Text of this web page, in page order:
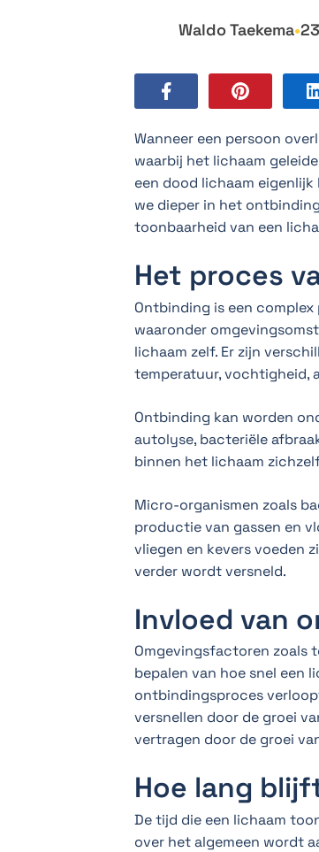
Waldo Taekema•
Wanneer een persoon
waarbij het lichaam
een dood lichaam
we dieper in het
toonbaarheid van een
Het proces
Ontbinding is een
waaronder
lichaam zelf. Er zijn
temperatuur, vochtigheid,
Ontbinding kan worden
autolyse, bacteriële
binnen het lichaam
Micro-organismen zoals
productie van gassen en
vliegen en kevers voeden
verder wordt versneld.
Invloed van
Omgevingsfactoren zoals
bepalen van hoe snel een
ontbindingsproces
versnellen door de groei
vertragen door de groei
Hoe lang
De tijd die een lichaam
over het algemeen wordt